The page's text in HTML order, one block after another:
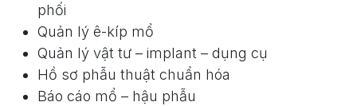
phối
Quản lý ê-kíp mổ
Quản lý vật tư – implant – dụng cụ
Hồ sơ phẫu thuật chuẩn hóa
Báo cáo mổ – hậu phẫu